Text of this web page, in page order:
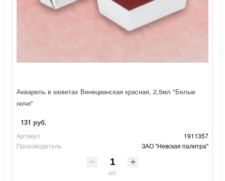
Акварель в кюветах Венецианская красная, 2,5мл "Белые
ночи"
131 руб.
Артикул
1911357
Производитель
ЗАО "Невская палитра"
шт